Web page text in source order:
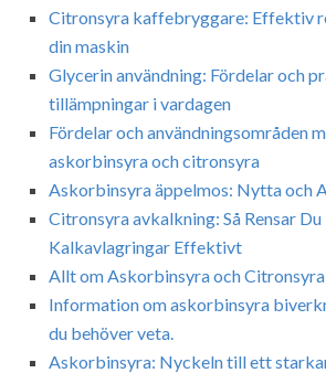
Citronsyra kaffebryggare: Effektiv
din maskin
Glycerin användning: Fördelar och
tillämpningar i vardagen
Fördelar och användningsområden
askorbinsyra och citronsyra
Askorbinsyra äppelmos: Nytta och
Citronsyra avkalkning: Så Rensar
Kalkavlagringar Effektivt
Allt om Askorbinsyra och Citronsyra
Information om askorbinsyra
du behöver veta.
Askorbinsyra: Nyckeln till ett